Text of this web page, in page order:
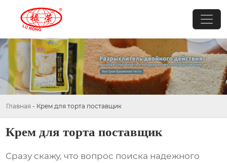
Главная - Крем для торта поставщик
Крем для торта поставщик
Сразу скажу, что вопрос поиска надежного